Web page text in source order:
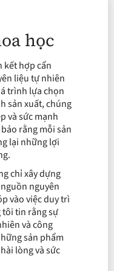
học
kết hợp cẩn
liệu tự nhiên
trình lựa chọn
sản xuất, chúng
và sức mạnh
rằng mỗi sản
lại những lợi
chỉ xây dựng
nguyên
vào việc duy trì
tôi tin rằng sự
và công
sản phẩm
lòng và sức